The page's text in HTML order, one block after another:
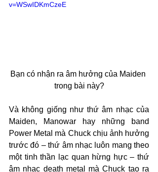
v=WSwIDKmCzeE
Bạn có nhận ra âm hưởng của Maiden
trong bài này?
Và không giống như thứ âm nhạc của
Maiden, Manowar hay những band
Power Metal mà Chuck chịu ảnh hưởng
trước đó – thứ âm nhạc luôn mang theo
một tinh thần lạc quan hừng hực – thứ
âm nhạc death metal mà Chuck tạo ra